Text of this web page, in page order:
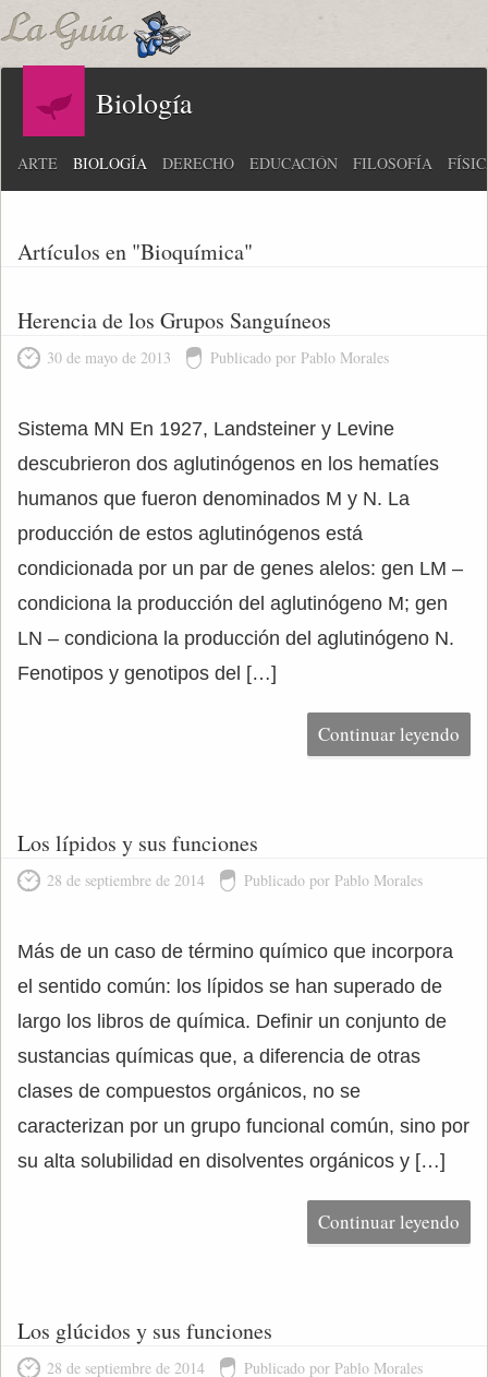
Biología
ARTE BIOLOGÍA DERECHO EDUCACIÓN FILOSOFÍA
Artículos en "Bioquímica"
Herencia de los Grupos Sanguíneos
30 de mayo de 2013 Publicado por Pablo Morales
Sistema MN En 1927, Landsteiner y Levine
descubrieron dos aglutinógenos en los hematíes
humanos que fueron denominados M y N. La
producción de estos aglutinógenos está
condicionada por un par de genes alelos: gen LM –
condiciona la producción del aglutinógeno M; gen
LN – condiciona la producción del aglutinógeno N.
Fenotipos y genotipos del […]
Continuar leyendo
Los lípidos y sus funciones
28 de septiembre de 2014 Publicado por Pablo Morales
Más de un caso de término químico que incorpora
el sentido común: los lípidos se han superado de
largo los libros de química. Definir un conjunto de
sustancias químicas que, a diferencia de otras
clases de compuestos orgánicos, no se
caracterizan por un grupo funcional común, sino por
su alta solubilidad en disolventes orgánicos y […]
Continuar leyendo
Los glúcidos y sus funciones
28 de septiembre de 2014 Publicado por Pablo Morales